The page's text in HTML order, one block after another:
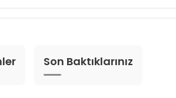
Son Baktıklarınız